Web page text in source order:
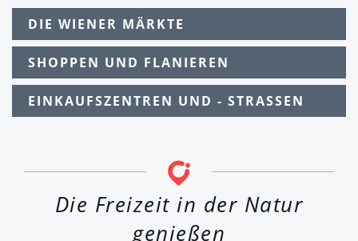
DIE WIENER MÄRKTE
SHOPPEN UND FLANIEREN
EINKAUFSZENTREN UND - STRASSEN
Die Freizeit in der Natur
genießen